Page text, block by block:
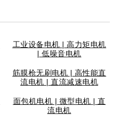
工业设备电机 | 高力矩电机
| 低噪音电机
筋膜枪无刷电机 | 高性能直
流电机 | 直流减速电机
面包机电机 | 微型电机 | 直
流电机